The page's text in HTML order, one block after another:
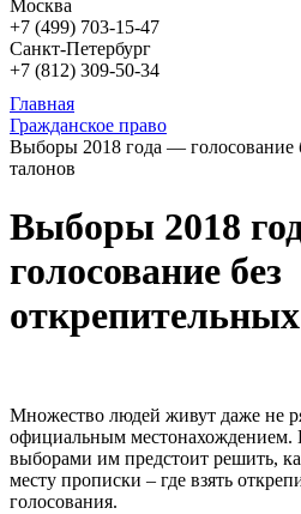
Москва
+7 (499) 703-15-47
Санкт-Петербург
+7 (812) 309-50-34
Главная
Гражданское право
Выборы 2018 года — голосование
талонов
Выборы 2018
голосование без
Множество людей живут даже не
официальным местонахождением.
выборами им предстоит решить,
месту прописки – где взять
голосования.